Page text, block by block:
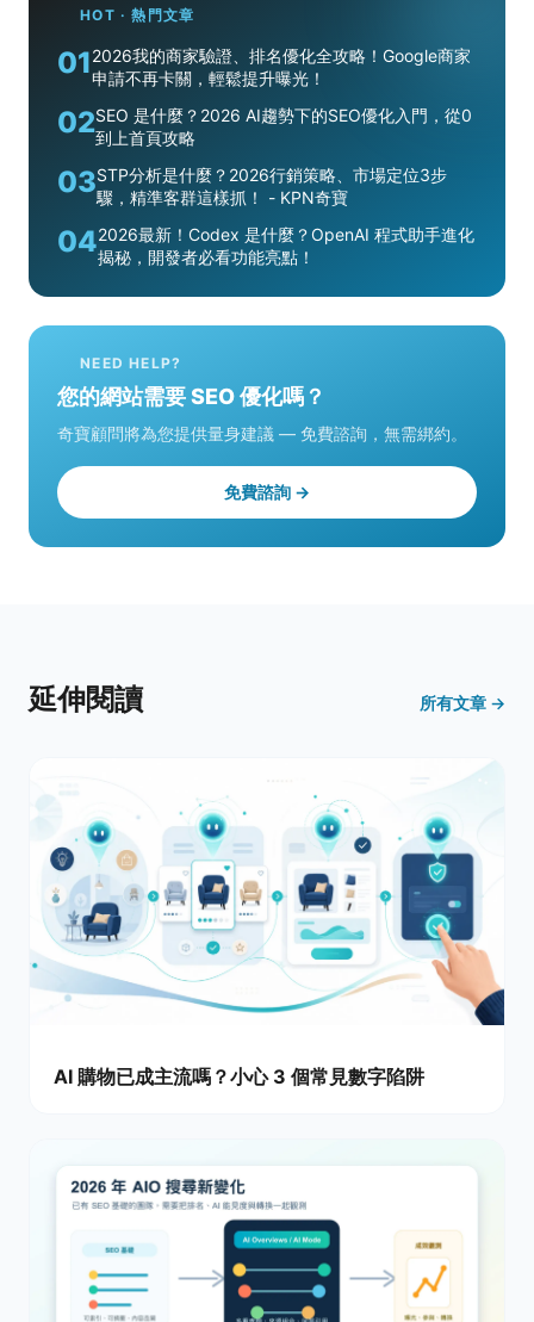
HOT · 熱門文章
012026我的商家驗證、排名優化全攻略！Google商家
申請不再卡關，輕鬆提升曝光！
02SEO 是什麼？2026 AI趨勢下的SEO優化入門，從0
到上首頁攻略
03STP分析是什麼？2026行銷策略、市場定位3步
驟，精準客群這樣抓！ - KPN奇寶
042026最新！Codex 是什麼？OpenAI 程式助手進化
揭秘，開發者必看功能亮點！
NEED HELP?
您的網站需要 SEO 優化嗎？
奇寶顧問將為您提供量身建議 — 免費諮詢，無需綁約。
免費諮詢 →
延伸閱讀 所有文章 →
AI 購物已成主流嗎？小心 3 個常見數字陷阱